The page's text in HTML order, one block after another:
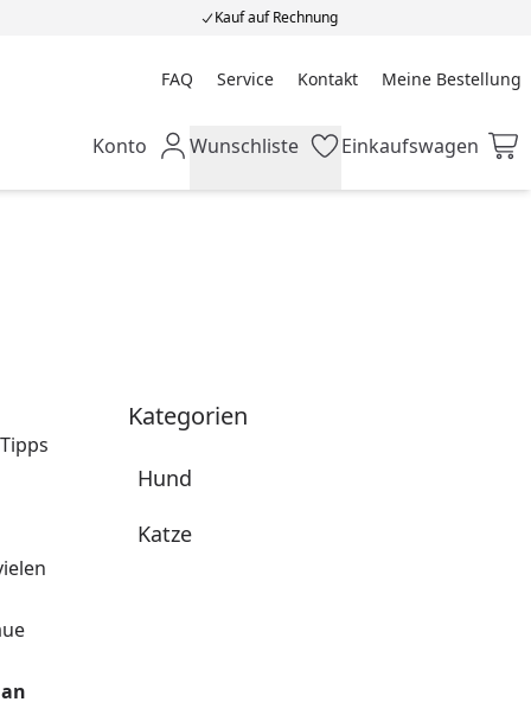
Kauf auf Rechnung
FAQ Service Kontakt Meine Bestellung
Meine Bestellung
Mein Konto
Konto Wunschliste
Wunschliste Einkaufswagen
Einkaufswagen
Kategorien
Hund
Katze